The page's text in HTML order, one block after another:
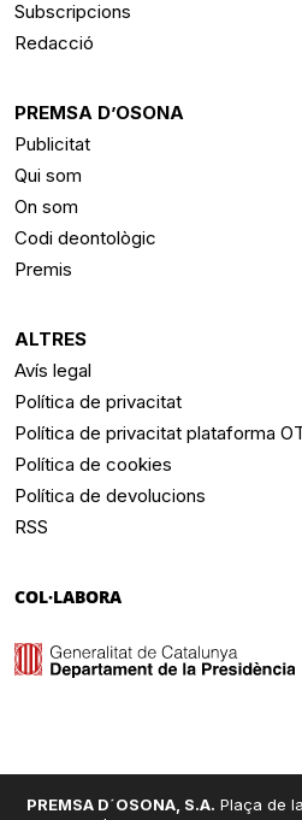
Subscripcions
Redacció
PREMSA D’OSONA
Publicitat
Qui som
On som
Codi deontològic
Premis
ALTRES
Avís legal
Política de privacitat
Política de privacitat plataforma
Política de cookies
Política de devolucions
RSS
COL·LABORA
PREMSA D´OSONA, S.A. Plaça de